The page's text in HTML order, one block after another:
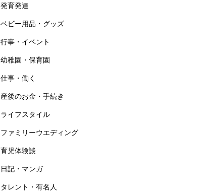
発育発達
ベビー用品・グッズ
行事・イベント
幼稚園・保育園
仕事・働く
産後のお金・手続き
ライフスタイル
ファミリーウエディング
育児体験談
日記・マンガ
タレント・有名人